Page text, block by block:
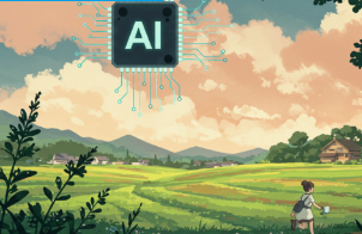
🏆 国内外コンテスト情報
🎓セミナー・ワークショップ
🎥 LIVE配信・アーカイブ
🤖 AI × 映像表現 特集